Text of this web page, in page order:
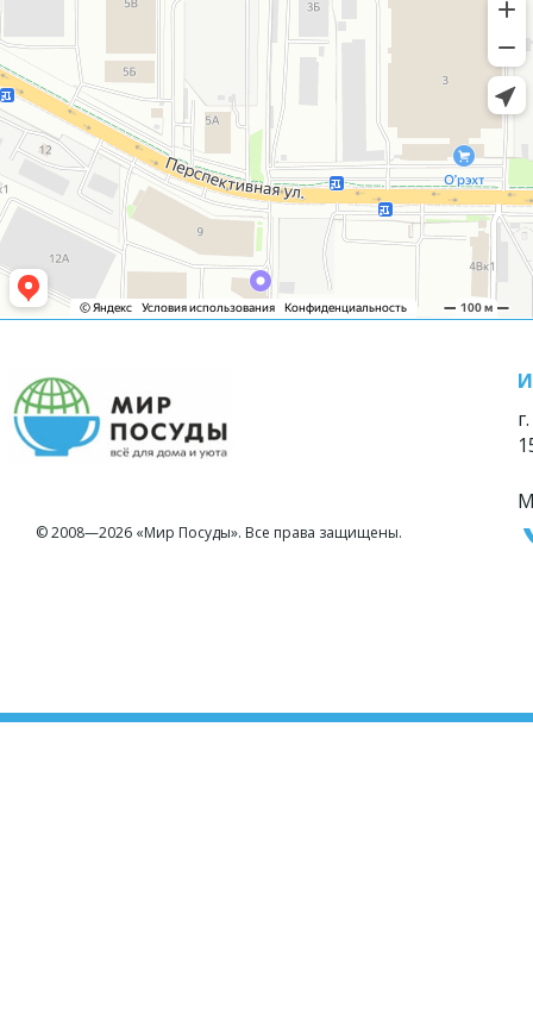
© 2008—2026 «Мир Посуды». Все права защищены.